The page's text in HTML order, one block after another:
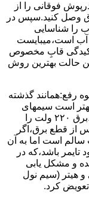
ﻓﻮﻗﺎﻧﯽ را از
وصل ﮐﻨﯿﺪ.سپس در
را ﺷﻨﺎﺳﺎﯾﯽ
آب اﺳﺖ،میبایست
قابِ ﻣﺨﺼﻮص
حالت بهترین روش
رﻓﻊ:ﻫﻤﺎﻧﻨﺪ ﮔﺬﺷﺘﻪ
است سیمهای
راﺑﻂ ﻫﯿﺘﺮ را ﺟﺪا ﻧﻤﻮده و ﺑﺎ ﯾﮏ ﺳﯿﻢ ﻣﺨﺼﻮص،برق ۲۲۰ ولت را
از ﻗﻄﻊ ﺑﺮق،اﮔﺮ
ﺳﺎﻟﻢ است اما ﺑﻪ آن
باشد،ﮐﻪ در
و مشکل یابی
و ﻫﯿﺘﺮ (سیم ﻧﻮل
کرد.